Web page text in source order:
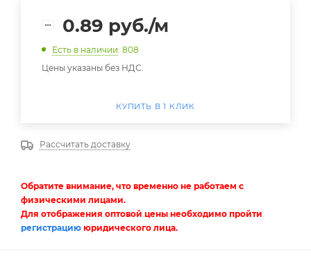
0.89 руб./м
Есть в наличии: 808
Цены указаны без НДС.
КУПИТЬ В 1 КЛИК
Рассчитать доставку
Обратите внимание, что временно не работаем с
физическими лицами.
Для отображения оптовой цены необходимо пройти
регистрацию юридического лица.